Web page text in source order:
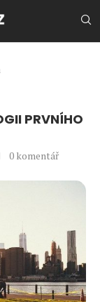
PRVNÍHO
0 komentář